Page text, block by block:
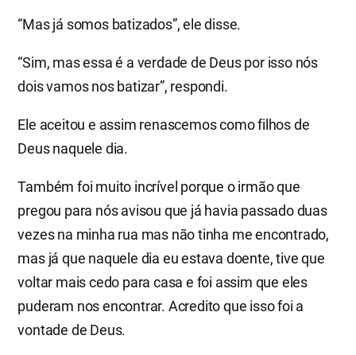
“Mas já somos batizados”, ele disse.
“Sim, mas essa é a verdade de Deus por isso nós
dois vamos nos batizar”, respondi.
Ele aceitou e assim renascemos como filhos de
Deus naquele dia.
Também foi muito incrível porque o irmão que
pregou para nós avisou que já havia passado duas
vezes na minha rua mas não tinha me encontrado,
mas já que naquele dia eu estava doente, tive que
voltar mais cedo para casa e foi assim que eles
puderam nos encontrar. Acredito que isso foi a
vontade de Deus.